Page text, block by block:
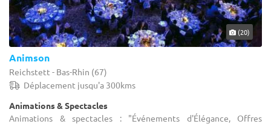
(20)
Animson
Reichstett - Bas-Rhin (67)
Déplacement jusqu'a 300kms
Animations & Spectacles
Animations & spectacles : "Événements d'Élégance, Offres